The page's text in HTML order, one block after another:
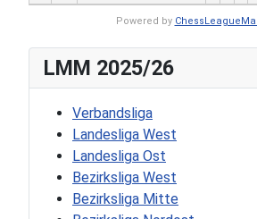
Powered by
LMM 2025/26
Verbandsliga
Landesliga West
Landesliga Ost
Bezirksliga West
Bezirksliga Mitte